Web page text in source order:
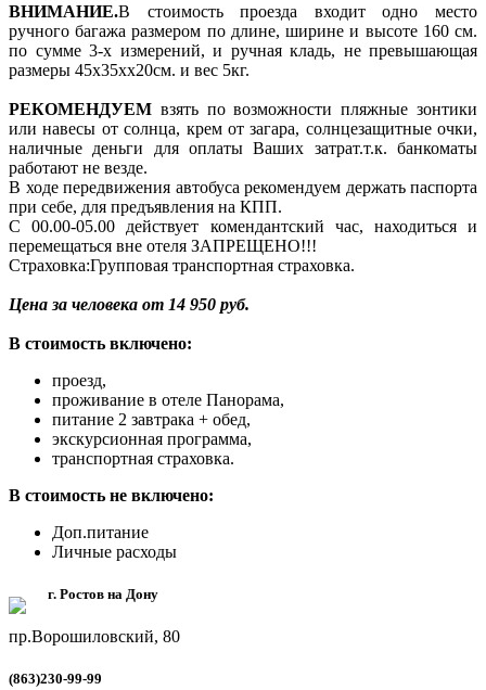
ВНИМАНИЕ.В стоимость проезда входит одно место
ручного багажа размером по длине, ширине и высоте 160 см.
по сумме 3-х измерений, и ручная кладь, не превышающая
размеры 45х35хх20см. и вес 5кг.
РЕКОМЕНДУЕМ взять по возможности пляжные зонтики
или навесы от солнца, крем от загара, солнцезащитные очки,
наличные деньги для оплаты Ваших затрат.т.к. банкоматы
работают не везде.
В ходе передвижения автобуса рекомендуем держать паспорта
при себе, для предъявления на КПП.
С 00.00-05.00 действует комендантский час, находиться и
перемещаться вне отеля ЗАПРЕЩЕНО!!!
Страховка:Групповая транспортная страховка.
Цена за человека от 14 950 руб.
В стоимость включено:
проезд,
проживание в отеле Панорама,
питание 2 завтрака + обед,
экскурсионная программа,
транспортная страховка.
В стоимость не включено:
Доп.питание
Личные расходы
г. Ростов на Дону
пр.Ворошиловский, 80
(863)230-99-99